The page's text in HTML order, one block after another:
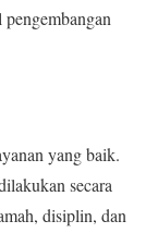
yang baik.
secara
disiplin, dan